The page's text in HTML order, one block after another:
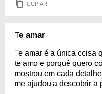
COPIAR
Te amar
Te amar é a única coisa
te amo e porquê quero
mostrou em cada
me ajudou a descobrir a